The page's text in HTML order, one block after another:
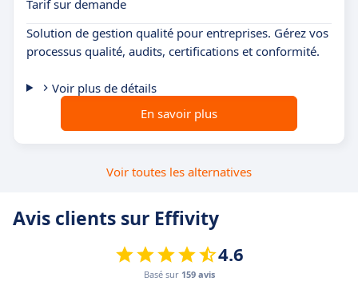
Tarif sur demande
Solution de gestion qualité pour entreprises. Gérez vos
processus qualité, audits, certifications et conformité.
Voir plus de détails
En savoir plus
Voir toutes les alternatives
Avis clients sur Effivity
4.6
Basé sur 159 avis